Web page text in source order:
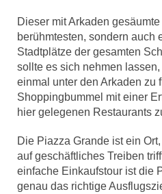
Dieser mit Arkaden
berühmtesten, sondern auch
Stadtplätze der gesamten
sollte es sich nehmen
einmal unter den Arkaden zu
Shoppingbummel mit einer
hier gelegenen Restaurants
Die Piazza Grande ist ein
auf geschäftliches Treiben
einfache Einkaufstour ist die
genau das richtige